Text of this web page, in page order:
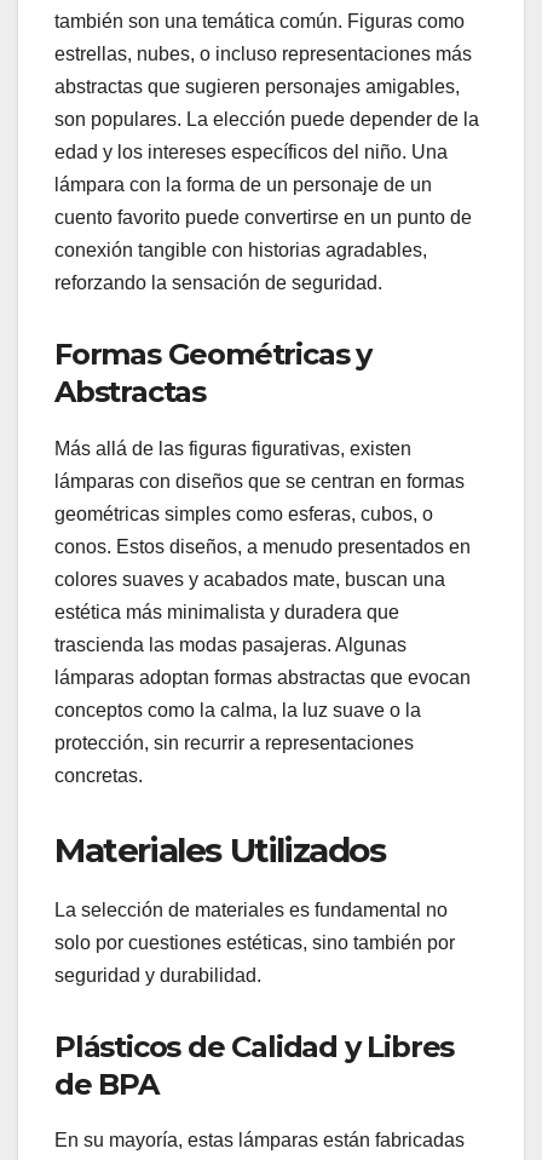
también son una temática común. Figuras como
estrellas, nubes, o incluso representaciones más
abstractas que sugieren personajes amigables,
son populares. La elección puede depender de la
edad y los intereses específicos del niño. Una
lámpara con la forma de un personaje de un
cuento favorito puede convertirse en un punto de
conexión tangible con historias agradables,
reforzando la sensación de seguridad.
Formas Geométricas y
Abstractas
Más allá de las figuras figurativas, existen
lámparas con diseños que se centran en formas
geométricas simples como esferas, cubos, o
conos. Estos diseños, a menudo presentados en
colores suaves y acabados mate, buscan una
estética más minimalista y duradera que
trascienda las modas pasajeras. Algunas
lámparas adoptan formas abstractas que evocan
conceptos como la calma, la luz suave o la
protección, sin recurrir a representaciones
concretas.
Materiales Utilizados
La selección de materiales es fundamental no
solo por cuestiones estéticas, sino también por
seguridad y durabilidad.
Plásticos de Calidad y Libres
de BPA
En su mayoría, estas lámparas están fabricadas